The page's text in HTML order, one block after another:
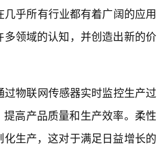
乎所有行业都有着广阔的应用
领域的认知，并创造出新的价
过物联网传感器实时监控生产过
高产品质量和生产效率。柔性
生产，这对于满足日益增长的